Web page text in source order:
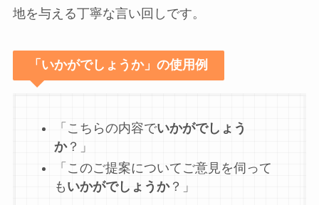
地を与える丁寧な言い回しです。
「いかがでしょうか」の使用例
「こちらの内容でいかがでしょう
か？」
「このご提案についてご意見を伺って
も いかがでしょうか？」